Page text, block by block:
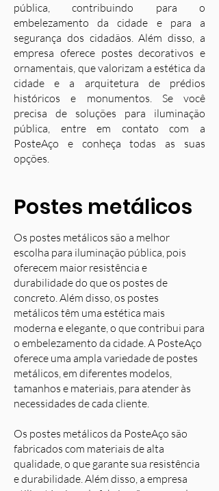
pública, contribuindo para o
embelezamento da cidade e para a
segurança dos cidadãos. Além disso, a
empresa oferece postes decorativos e
ornamentais, que valorizam a estética da
cidade e a arquitetura de prédios
históricos e monumentos. Se você
precisa de soluções para iluminação
pública, entre em contato com a
PosteAço e conheça todas as suas
opções.
Postes metálicos
Os postes metálicos são a melhor
escolha para iluminação pública, pois
oferecem maior resistência e
durabilidade do que os postes de
concreto. Além disso, os postes
metálicos têm uma estética mais
moderna e elegante, o que contribui para
o embelezamento da cidade. A PosteAço
oferece uma ampla variedade de postes
metálicos, em diferentes modelos,
tamanhos e materiais, para atender às
necessidades de cada cliente.
Os postes metálicos da PosteAço são
fabricados com materiais de alta
qualidade, o que garante sua resistência
e durabilidade. Além disso, a empresa